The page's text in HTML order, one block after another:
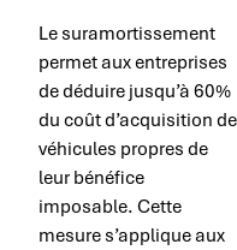
Le suramortissement
permet aux entreprises
de déduire jusqu’à 60%
du coût d’acquisition de
véhicules propres de
leur bénéfice
imposable. Cette
mesure s’applique aux